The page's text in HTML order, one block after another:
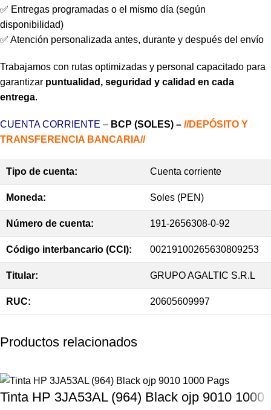
✅ Entregas programadas o el mismo día (según
disponibilidad)
✅ Atención personalizada antes, durante y después del envío
Trabajamos con rutas optimizadas y personal capacitado para
garantizar puntualidad, seguridad y calidad en cada
entrega.
CUENTA CORRIENTE – BCP (SOLES) – //DEPÓSITO Y
TRANSFERENCIA BANCARIA//
Tipo de cuenta: Cuenta corriente
Moneda: Soles (PEN)
Número de cuenta: 191-2656308-0-92
Código interbancario (CCI): 00219100265630809253
Titular: GRUPO AGALTIC S.R.L
RUC: 20605609997
Productos relacionados
Tinta HP 3JA53AL (964) Black ojp 9010 1000